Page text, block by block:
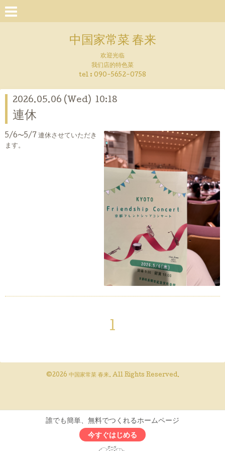
中国家常菜 春来
欢迎光临
我们店的特色菜
tel : 090-5652-0758
2026.05.06 (Wed) 10:18
連休
5/6〜5/7 連休させていただき
ます。
1
©2026 中国家常菜 春来. All Rights Reserved.
誰でも簡単、無料でつくれるホームページ
今すぐはじめる